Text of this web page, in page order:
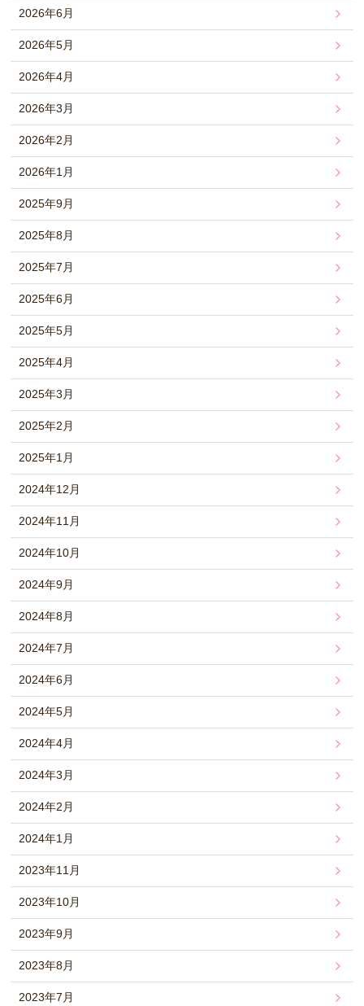
2026年6月
2026年5月
2026年4月
2026年3月
2026年2月
2026年1月
2025年9月
2025年8月
2025年7月
2025年6月
2025年5月
2025年4月
2025年3月
2025年2月
2025年1月
2024年12月
2024年11月
2024年10月
2024年9月
2024年8月
2024年7月
2024年6月
2024年5月
2024年4月
2024年3月
2024年2月
2024年1月
2023年11月
2023年10月
2023年9月
2023年8月
2023年7月